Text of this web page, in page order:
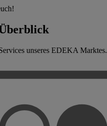
unseres EDEKA Marktes.